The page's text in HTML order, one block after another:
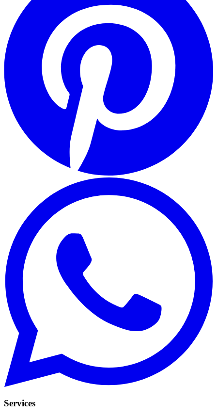
Services